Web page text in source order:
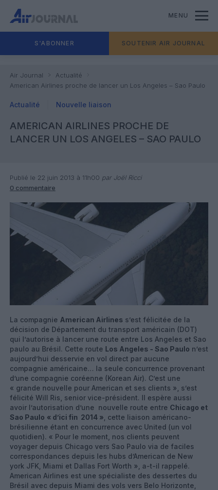
MENU
S'ABONNER SOUTENIR AIR JOURNAL
Air Journal
Actualité
American Airlines proche de lancer un Los Angeles – Sao Paulo
Actualité Nouvelle liaison
AMERICAN AIRLINES PROCHE DE
LANCER UN LOS ANGELES – SAO PAULO
Publié le 22 juin 2013 à 11h00 par Joël Ricci
0 commentaire
La compagnie American Airlines s’est félicitée de la
décision de Département du transport américain (DOT)
qui l’autorise à lancer une route entre Los Angeles et Sao
paulo au Brésil. Cette route Los Angeles - Sao Paulo n’est
aujourd’hui desservie en vol direct par aucune
compagnie américaine… la seule concurrence provenant
d’une compagnie coréenne (Korean Air). C’est une
« grande nouvelle pour American et ses clients », s’est
félicité Will Ris, senior vice-président. Il espère aussi
avoir l’autorisation d’une nouvelle route entre Chicago et
Sao Paulo « d’ici fin 2014 » , cette liaison américano-
brésilienne étant en concurrence avec United (un vol
quotidien). « Pour le moment, nos clients peuvent
voyager depuis Chicago vers Sao Paulo via de faciles
correspondances depuis les hubs d’American de New
york JFK, Miami et Dallas Fort Worth », a-t-il rappelé.
American Airlines est une spécialiste des dessertes du
Brésil avec depuis Miami des vols vers Belo Horizonte,